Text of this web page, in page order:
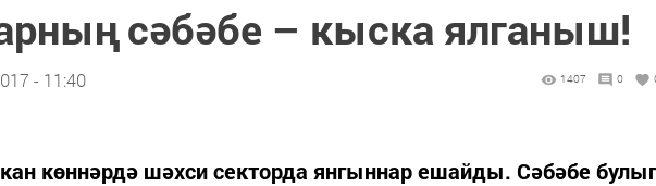
сәбәбе – кыска ялганыш!
- 11:40 1407 0
көннәрдә шәхси секторда янгыннар ешайды. Сәбәбе